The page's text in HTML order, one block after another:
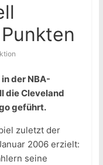
der NBA-
die Cleveland
geführt.
zuletzt der
2006 erzielt:
seine